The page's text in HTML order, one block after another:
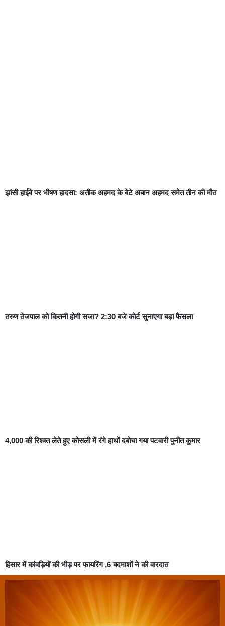
झांसी हाईवे पर भीषण हादसा: अतीक अहमद के बेटे अबान अहमद समेत तीन की मौत
तरुण तेजपाल को कितनी होगी सजा? 2:30 बजे कोर्ट सुनाएगा बड़ा फैसला
4,000 की रिश्वत लेते हुए कोसली में रंगे हाथों दबोचा गया पटवारी पुनीत कुमार
हिसार में कांवड़ियों की भीड़ पर फायरिंग ,6 बदमाशों ने की वारदात